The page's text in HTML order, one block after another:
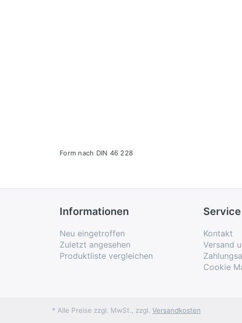
Form nach DIN 46 228
Informationen
Neu eingetroffen
Zuletzt angesehen
Produktliste vergleichen
Service
Kontakt
Versand
Cookie
* Alle Preise zzgl. MwSt., zzgl. Versandkosten